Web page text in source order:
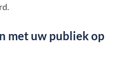
met uw publiek op